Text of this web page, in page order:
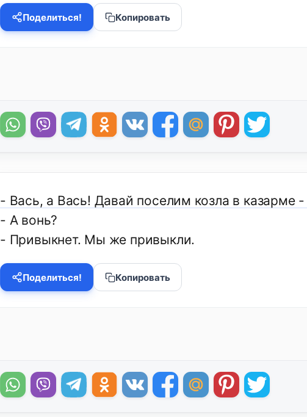
Поделиться! Копировать
- Вась, а Вась! Давай поселим козла в казарме
- А вонь?
- Привыкнет. Мы же привыкли.
Поделиться! Копировать